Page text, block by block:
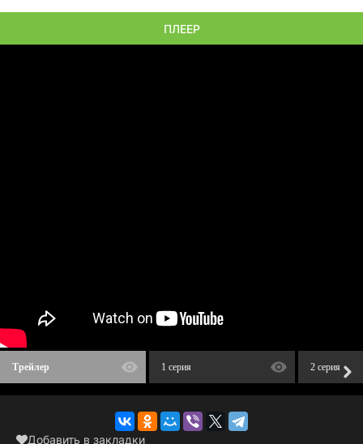
ПЛЕЕР
Трейлер 1 серия 2 серия
Добавить в закладки